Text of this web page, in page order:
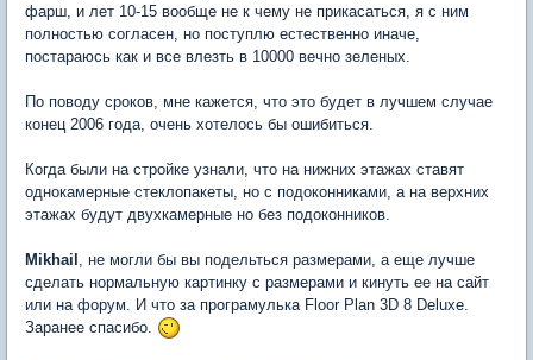
фарш, и лет 10-15 вообще не к чему не прикасаться, я с ним
полностью согласен, но поступлю естественно иначе,
постараюсь как и все влезть в 10000 вечно зеленых.
По поводу сроков, мне кажется, что это будет в лучшем случае
конец 2006 года, очень хотелось бы ошибиться.
Когда были на стройке узнали, что на нижних этажах ставят
однокамерные стеклопакеты, но с подоконниками, а на верхних
этажах будут двухкамерные но без подоконников.
Mikhail , не могли бы вы подельться размерами, а еще лучше
сделать нормальную картинку с размерами и кинуть ее на сайт
или на форум. И что за програмулька Floor Plan 3D 8 Deluxe.
Заранее спасибо.